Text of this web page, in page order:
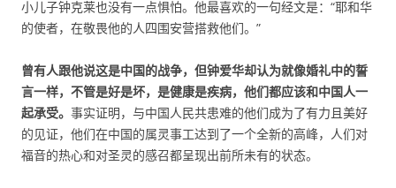
小儿子钟克莱也没有一点惧怕。他最喜欢的一句经文是：“耶和华
的使者，在敬畏他的人四围安营搭救他们。”
曾有人跟他说这是中国的战争，但钟爱华却认为就像婚礼中的誓
言一样，不管是好是坏，是健康是疾病，他们都应该和中国人一
起承受。 事实证明，与中国人民共患难的他们成为了有力且美好
的见证，他们在中国的属灵事工达到了一个全新的高峰，人们对
福音的热心和对圣灵的感召都呈现出前所未有的状态。